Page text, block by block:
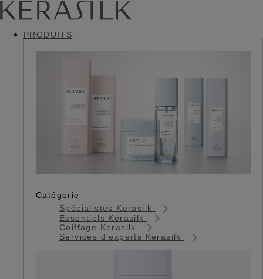
PRODUITS
Catégorie
Spécialistes Kerasilk
Essentiels Kerasilk
Coiffage Kerasilk
Services d’experts Kerasilk